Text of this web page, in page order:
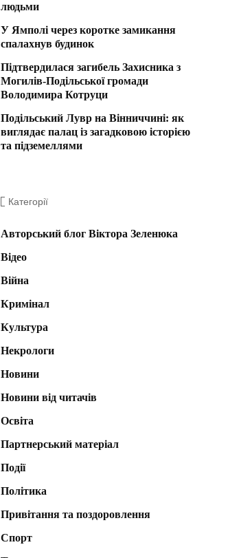
людьми
У Ямполі через коротке замикання
спалахнув будинок
Підтвердилася загибель Захисника з
Могилів-Подільської громади
Володимира Котруци
Подільський Лувр на Вінниччині: як
виглядає палац із загадковою історією
та підземеллями
Категорії
Авторський блог Віктора Зеленюка
Відео
Війна
Кримінал
Культура
Некрологи
Новини
Новини від читачів
Освіта
Партнерський матеріал
Події
Політика
Привітання та поздоровлення
Спорт